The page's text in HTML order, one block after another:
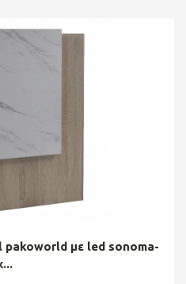
pakoworld με led sonoma-